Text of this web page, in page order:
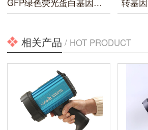
GFP绿色荧光蛋白基因标记的观察方法 转基
相关产品 / HOT PRODUCT